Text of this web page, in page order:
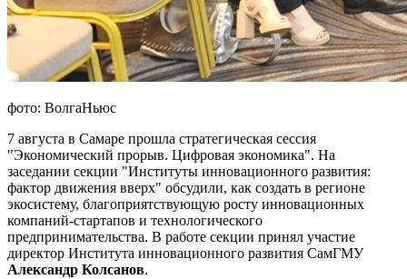
фото: ВолгаНьюс
7 августа в Самаре прошла стратегическая сессия
"Экономический прорыв. Цифровая экономика". На
заседании секции "Институты инновационного развития:
фактор движения вверх" обсудили, как создать в регионе
экосистему, благоприятствующую росту инновационных
компаний-стартапов и технологического
предпринимательства. В работе секции принял участие
директор Института инновационного развития СамГМУ
Александр Колсанов.